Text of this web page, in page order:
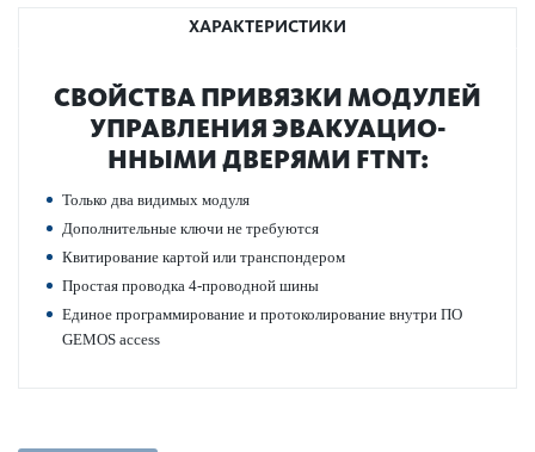
ХАРАКТЕРИСТИКИ
СВОЙСТВА ПРИВЯЗКИ МОДУЛЕЙ
УПРАВ­ЛЕНИЯ ЭВАКУАЦИО­
ННЫМИ ДВЕРЯМИ FTNT:
Только два видимых модуля
Дополнительные ключи не требуются
Квитирование картой или транспондером
Простая про­водка 4-про­водной шины
Единое программирование и проток­олирование внутри ПО
GEMOS access